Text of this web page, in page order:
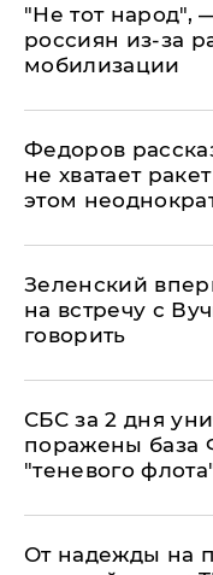
​"Не тот народ",
россиян из-за
мобилизации
Федоров
не хватает
этом
Зеленский
на встречу с
говорить
СБС за 2 дня
поражены база
"теневого
От надежды на